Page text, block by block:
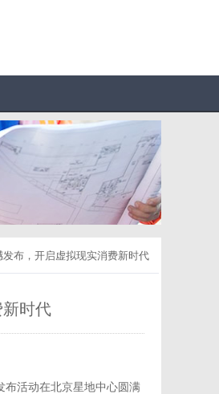
布，开启虚拟现实消费新时代
时代
布活动在北京星地中心圆满